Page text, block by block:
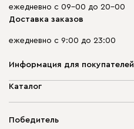
ежедневно с 09-00 до 20-00
Доставка заказов
ежедневно с 9:00 до 23:00
Информация для покупателей
О компании
Гарантия
Каталог
Корпусная мебель
Победитель